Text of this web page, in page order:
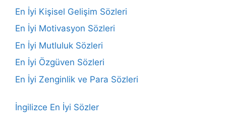
En İyi Kişisel Gelişim Sözleri
En İyi Motivasyon Sözleri
En İyi Mutluluk Sözleri
En İyi Özgüven Sözleri
En İyi Zenginlik ve Para Sözleri
İngilizce En İyi Sözler